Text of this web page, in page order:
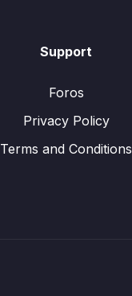
Support
Foros
Privacy Policy
Terms and Conditions